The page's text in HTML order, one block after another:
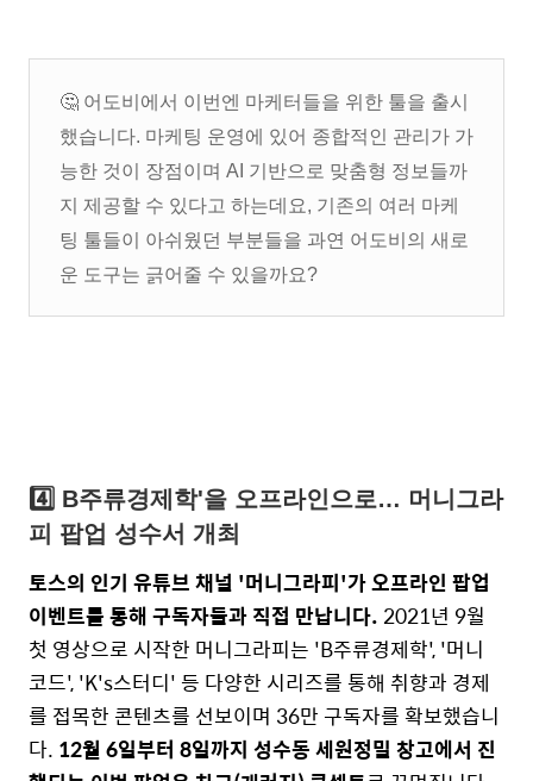
🤔 어도비에서 이번엔 마케터들을 위한 툴을 출시
했습니다. 마케팅 운영에 있어 종합적인 관리가 가
능한 것이 장점이며 AI 기반으로 맞춤형 정보들까
지 제공할 수 있다고 하는데요, 기존의 여러 마케
팅 툴들이 아쉬웠던 부분들을 과연 어도비의 새로
운 도구는 긁어줄 수 있을까요?
4️⃣ B주류경제학'을 오프라인으로… 머니그라
피 팝업 성수서 개최
토스의 인기 유튜브 채널 '머니그라피'가 오프라인 팝업
이벤트를 통해 구독자들과 직접 만납니다.2021년 9월
첫 영상으로 시작한 머니그라피는 'B주류경제학', '머니
코드', 'K's스터디' 등 다양한 시리즈를 통해 취향과 경제
를 접목한 콘텐츠를 선보이며 36만 구독자를 확보했습니
다. 12월 6일부터 8일까지 성수동 세원정밀 창고에서 진